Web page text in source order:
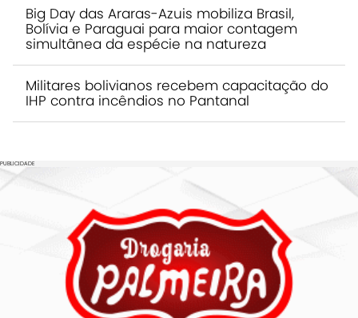
Big Day das Araras-Azuis mobiliza Brasil,
Bolívia e Paraguai para maior contagem
simultânea da espécie na natureza
Militares bolivianos recebem capacitação do
IHP contra incêndios no Pantanal
PUBLICIDADE